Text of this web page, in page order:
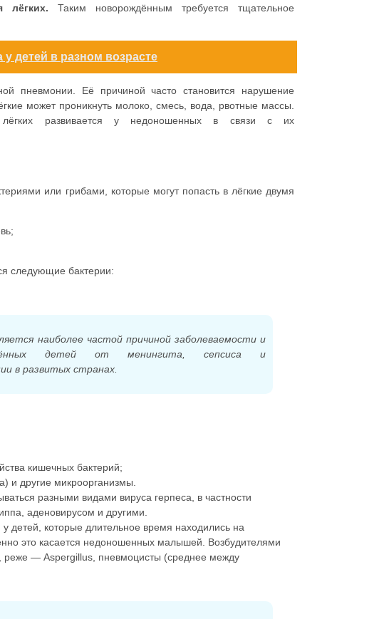
лёгких. Таким новорождённым требуется тщательное
детей в разном возрасте
пневмонии. Её причиной часто становится нарушение
может проникнуть молоко, смесь, вода, рвотные массы.
развивается у недоношенных в связи с их
или грибами, которые могут попасть в лёгкие двумя
следующие бактерии:
наиболее частой причиной заболеваемости и
детей от менингита, сепсиса и
в развитых странах.
кишечных бактерий;
и другие микроорганизмы.
разными видами вируса герпеса, в частности
аденовирусом и другими.
детей, которые длительное время находились на
это касается недоношенных малышей. Возбудителями
реже — Aspergillus, пневмоцисты (среднее между